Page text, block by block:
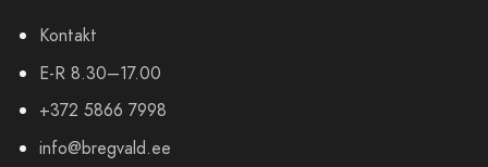
Kontakt
E-R 8.30–17.00
+372 5866 7998
info@bregvald.ee